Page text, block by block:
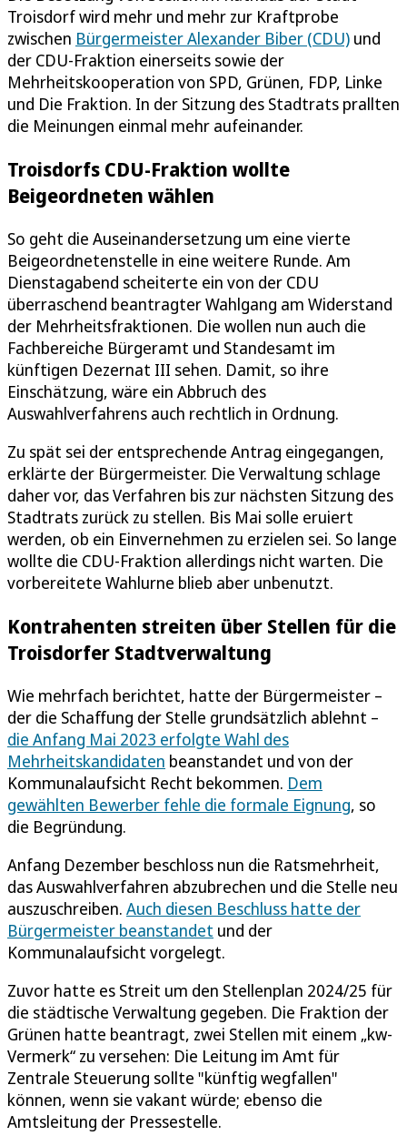
Troisdorf wird mehr und mehr zur Kraftprobe
zwischen Bürgermeister Alexander Biber (CDU) und
der CDU-Fraktion einerseits sowie der
Mehrheitskooperation von SPD, Grünen, FDP, Linke
und Die Fraktion. In der Sitzung des Stadtrats prallten
die Meinungen einmal mehr aufeinander.
Troisdorfs CDU-Fraktion wollte
Beigeordneten wählen
So geht die Auseinandersetzung um eine vierte
Beigeordnetenstelle in eine weitere Runde. Am
Dienstagabend scheiterte ein von der CDU
überraschend beantragter Wahlgang am Widerstand
der Mehrheitsfraktionen. Die wollen nun auch die
Fachbereiche Bürgeramt und Standesamt im
künftigen Dezernat III sehen. Damit, so ihre
Einschätzung, wäre ein Abbruch des
Auswahlverfahrens auch rechtlich in Ordnung.
Zu spät sei der entsprechende Antrag eingegangen,
erklärte der Bürgermeister. Die Verwaltung schlage
daher vor, das Verfahren bis zur nächsten Sitzung des
Stadtrats zurück zu stellen. Bis Mai solle eruiert
werden, ob ein Einvernehmen zu erzielen sei. So lange
wollte die CDU-Fraktion allerdings nicht warten. Die
vorbereitete Wahlurne blieb aber unbenutzt.
Kontrahenten streiten über Stellen für die
Troisdorfer Stadtverwaltung
Wie mehrfach berichtet, hatte der Bürgermeister –
der die Schaffung der Stelle grundsätzlich ablehnt –
die Anfang Mai 2023 erfolgte Wahl des
Mehrheitskandidaten beanstandet und von der
Kommunalaufsicht Recht bekommen. Dem
gewählten Bewerber fehle die formale Eignung, so
die Begründung.
Anfang Dezember beschloss nun die Ratsmehrheit,
das Auswahlverfahren abzubrechen und die Stelle neu
auszuschreiben. Auch diesen Beschluss hatte der
Bürgermeister beanstandet und der
Kommunalaufsicht vorgelegt.
Zuvor hatte es Streit um den Stellenplan 2024/25 für
die städtische Verwaltung gegeben. Die Fraktion der
Grünen hatte beantragt, zwei Stellen mit einem „kw-
Vermerk“ zu versehen: Die Leitung im Amt für
Zentrale Steuerung sollte "künftig wegfallen"
können, wenn sie vakant würde; ebenso die
Amtsleitung der Pressestelle.